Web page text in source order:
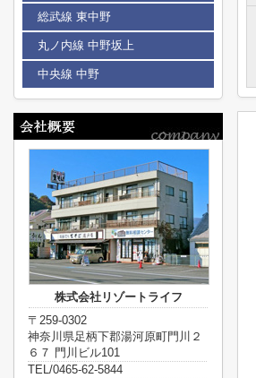
総武線 東中野
丸ノ内線 中野坂上
中央線 中野
株式会社リゾートライフ
〒259-0302
神奈川県足柄下郡湯河原町門川２
６７ 門川ビル101
TEL/0465-62-5844